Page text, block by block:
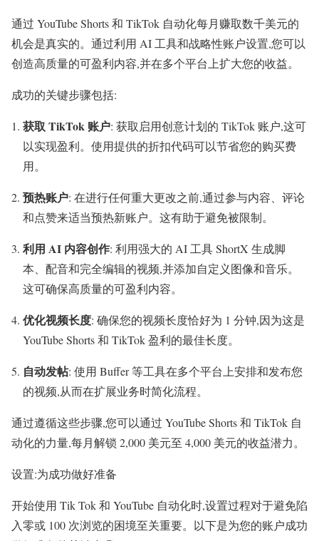
通过 YouTube Shorts 和 TikTok 自动化每月赚取数千美元的
机会是真实的。通过利用 AI 工具和战略性账户设置,您可以
创造高质量的可盈利内容,并在多个平台上扩大您的收益。
成功的关键步骤包括:
获取 TikTok 账户: 获取启用创意计划的 TikTok 账户,这可
以实现盈利。使用提供的折扣代码可以节省您的购买费
用。
预热账户: 在进行任何重大更改之前,通过参与内容、评论
和点赞来适当预热新账户。这有助于避免被限制。
利用 AI 内容创作: 利用强大的 AI 工具 ShortX 生成脚
本、配音和完全编辑的视频,并添加自定义图像和音乐。
这可确保高质量的可盈利内容。
优化视频长度: 确保您的视频长度恰好为 1 分钟,因为这是
YouTube Shorts 和 TikTok 盈利的最佳长度。
自动发帖: 使用 Buffer 等工具在多个平台上安排和发布您
的视频,从而在扩展业务时简化流程。
通过遵循这些步骤,您可以通过 YouTube Shorts 和 TikTok 自
动化的力量,每月解锁 2,000 美元至 4,000 美元的收益潜力。
设置:为成功做好准备
开始使用 Tik Tok 和 YouTube 自动化时,设置过程对于避免陷
入零或 100 次浏览的困境至关重要。以下是为您的账户成功